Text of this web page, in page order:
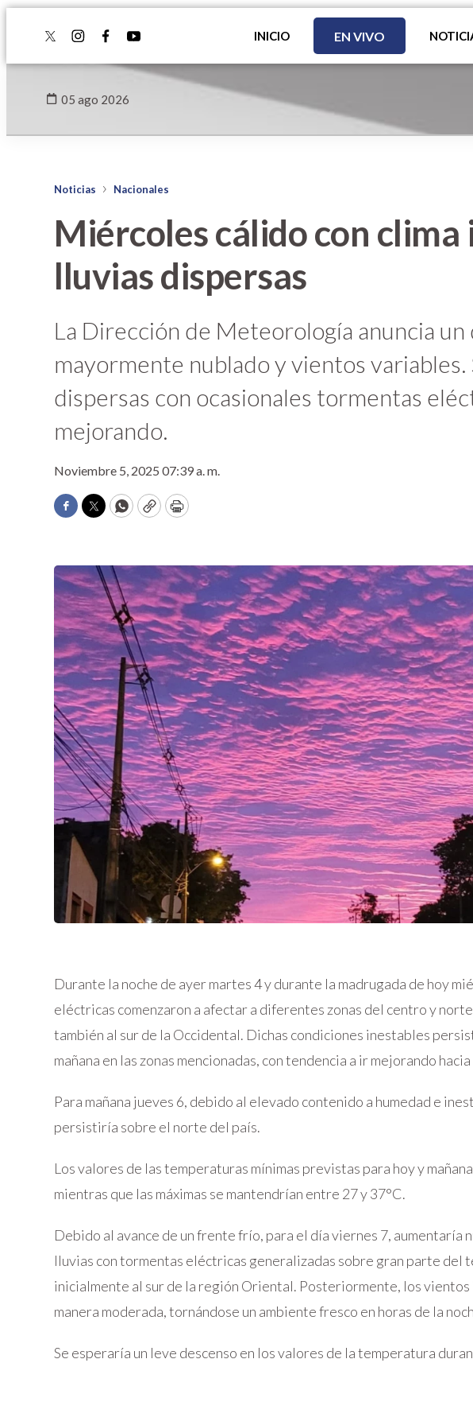
twitterinstagram
facebookyoutube INICIO EN VIVO
05 ago 2026
Noticias Nacionales
Miércoles cálido con clima
lluvias dispersas
La Dirección de Meteorología anuncia un
mayormente nublado y vientos
dispersas con ocasionales tormentas
mejorando.
Noviembre 5, 2025 07:39 a. m.
Facebook
TwitterWhatsApp
CopyPrint
Durante la noche de ayer martes 4 y durante la madrugada de hoy
eléctricas comenzaron a afectar a diferentes zonas del centro y
también al sur de la Occidental. Dichas condiciones inestables
mañana en las zonas mencionadas, con tendencia a ir mejorando
Para mañana jueves 6, debido al elevado contenido a humedad e
persistiría sobre el norte del país.
Los valores de las temperaturas mínimas previstas para hoy y
mientras que las máximas se mantendrían entre 27 y 37°C.
Debido al avance de un frente frío, para el día viernes 7, aumentaría
lluvias con tormentas eléctricas generalizadas sobre gran parte del
inicialmente al sur de la región Oriental. Posteriormente, los
manera moderada, tornándose un ambiente fresco en horas de la
Se esperaría un leve descenso en los valores de la temperatura